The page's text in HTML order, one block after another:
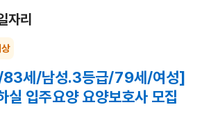
자리
83세/남성.3등급/79세/여성]
실 입주요양 요양보호사 모집